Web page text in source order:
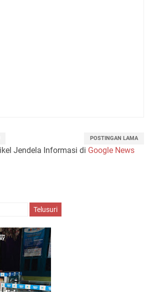
POSTINGAN LAMA
Jendela Informasi di Google News